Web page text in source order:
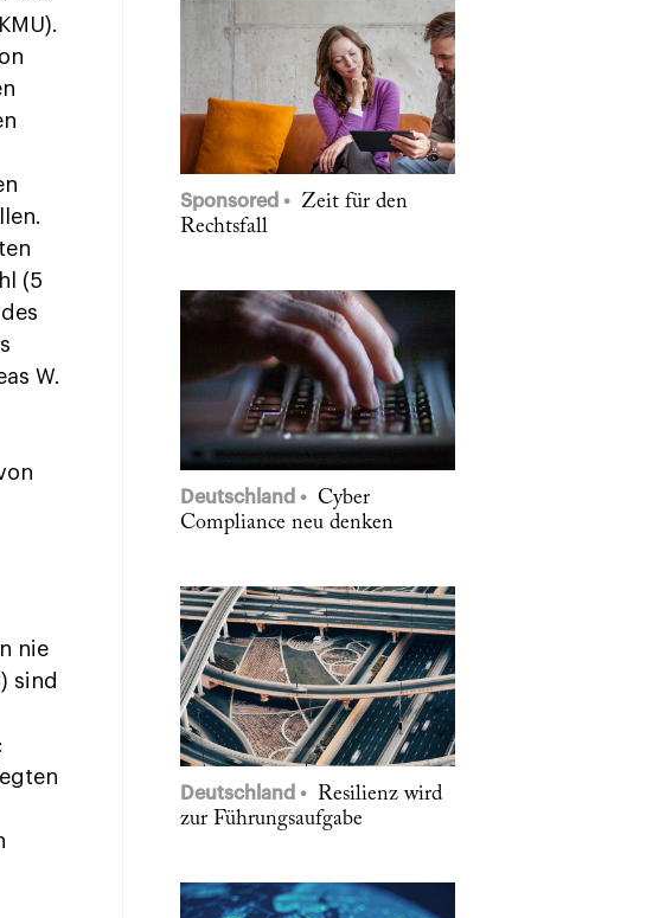
(5
W.
nie
sind
Sponsored
Zeit für den
Rechtsfall
Deutschland
Cyber
Compliance neu denken
Deutschland
Resilienz wird
zur Führungsaufgabe